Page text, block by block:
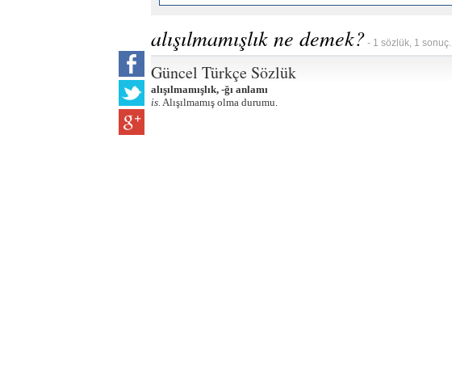
alışılmamışlık ne demek? - 1 sözlük, 1 sonuç.
Güncel Türkçe Sözlük
alışılmamışlık, -ğı anlamı
is. Alışılmamış olma durumu.